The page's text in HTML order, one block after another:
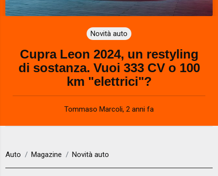
Novità auto
Cupra Leon 2024, un restyling
di sostanza. Vuoi 333 CV o 100
km "elettrici"?
Tommaso Marcoli, 2 anni fa
Auto Magazine Novità auto